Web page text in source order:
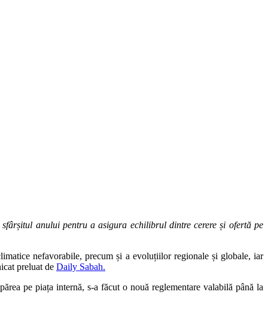
anului pentru a asigura echilibrul dintre cerere și ofertă pe
nefavorabile, precum și a evoluțiilor regionale și globale, iar
preluat de Daily Sabah.
pe piața internă, s-a făcut o nouă reglementare valabilă până la